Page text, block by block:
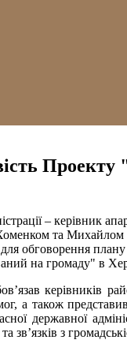
– керівник
Хоменком та
обговорення плану
на громаду" в
керівників
а також
державної
зв’язків з